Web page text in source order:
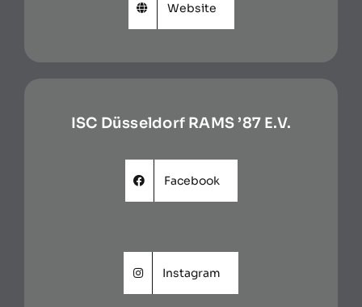
Website
ISC Düsseldorf RAMS ’87 E.V.
Facebook
Instagram